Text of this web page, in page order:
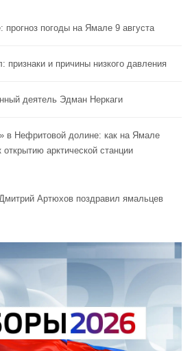
прогноз погоды на Ямале 9 августа
признаки и причины низкого давления
деятель Эдман Неркаги
в Нефритовой долине: как на Ямале
открытию арктической станции
Артюхов поздравил ямальцев